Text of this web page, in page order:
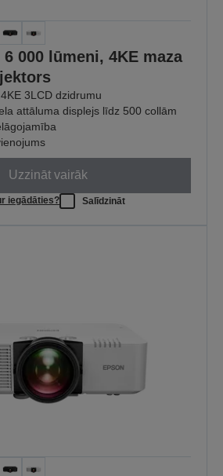
6 000 lūmeni, 4KE maza
3LCD dzidrumu
attāluma displejs līdz 500 collām
Uzzināt vairāk
iegādāties? Salīdzināt